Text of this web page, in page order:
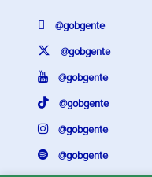
@gobgente
@gobgente
@gobgente
@gobgente
@gobgente
@gobgente